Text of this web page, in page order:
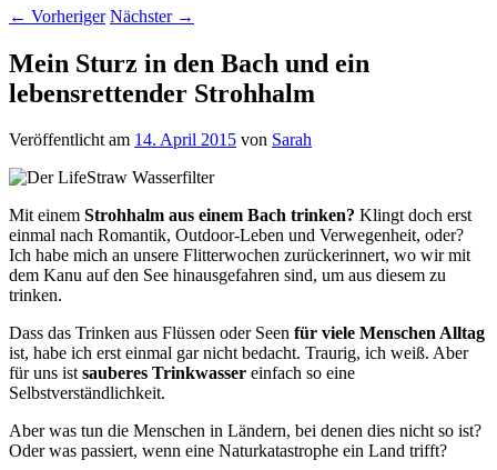
← Vorheriger Nächster →
Mein Sturz in den Bach und ein
lebensrettender Strohhalm
Veröffentlicht am 14. April 2015 von Sarah
Mit einem Strohhalm aus einem Bach trinken? Klingt doch erst
einmal nach Romantik, Outdoor-Leben und Verwegenheit, oder?
Ich habe mich an unsere Flitterwochen zurückerinnert, wo wir mit
dem Kanu auf den See hinausgefahren sind, um aus diesem zu
trinken.
Dass das Trinken aus Flüssen oder Seen für viele Menschen Alltag
ist, habe ich erst einmal gar nicht bedacht. Traurig, ich weiß. Aber
für uns istsauberes Trinkwasser einfach so eine
Selbstverständlichkeit.
Aber was tun die Menschen in Ländern, bei denen dies nicht so ist?
Oder was passiert, wenn eine Naturkatastrophe ein Land trifft?